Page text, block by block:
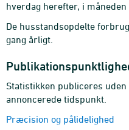
hverdag herefter, i
De husstandsopdelte
gang årligt.
Statistikken publiceres
annoncerede tidspunkt.
Præcision og pålidelighed